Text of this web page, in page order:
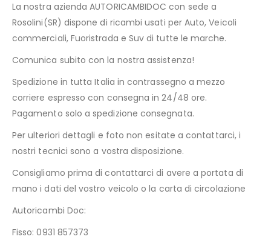
La nostra azienda AUTORICAMBIDOC con sede a
Rosolini(SR) dispone di ricambi usati per Auto, Veicoli
commerciali, Fuoristrada e Suv di tutte le marche.
Comunica subito con la nostra assistenza!
Spedizione in tutta Italia in contrassegno a mezzo
corriere espresso con consegna in 24/48 ore.
Pagamento solo a spedizione consegnata.
Per ulteriori dettagli e foto non esitate a contattarci, i
nostri tecnici sono a vostra disposizione.
Consigliamo prima di contattarci di avere a portata di
mano i dati del vostro veicolo o la carta di circolazione
Autoricambi Doc:
Fisso: 0931 857373